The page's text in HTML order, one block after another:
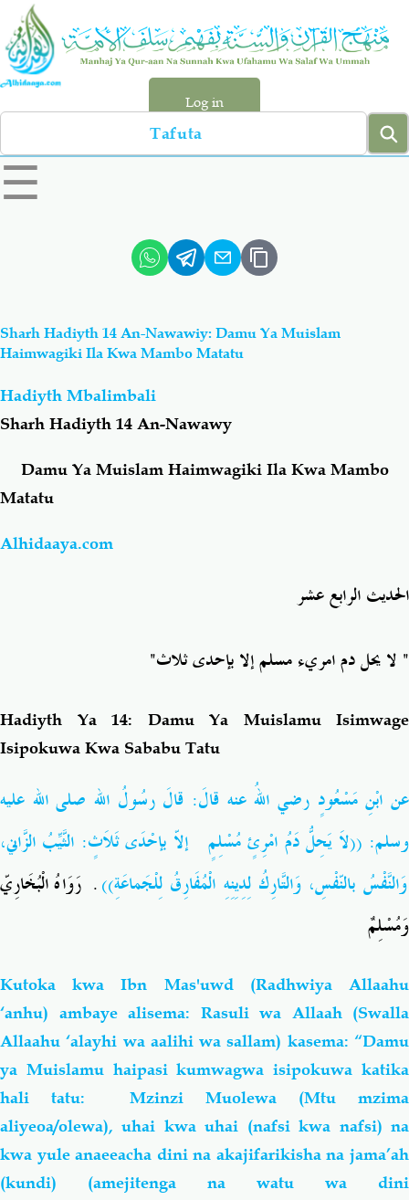
Skip
main
content
Log in
Search
left
sidebar
☰
Hadiyth
Aqiydah Manhaj
Shirki & Kufru
Maswali-Majibu
Chemsha Bongo Vitabu
Mapishi
Sharh Hadiyth 14 An-Nawawiy: Damu Ya Muislam
Haimwagiki Ila Kwa Mambo Matatu
Hadiyth Mbalimbali
Sharh Hadiyth 14 An-Nawawy
Damu Ya Muislam Haimwagiki Ila Kwa Mambo
Matatu
Alhidaaya.com
الحديث الرابع عشر
" لا يحل دم امريء مسلم إلا بإحدى ثلاث"
Hadiyth Ya 14: Damu Ya Muislamu Isimwage
Isipokuwa Kwa Sababu Tatu
عن ابْنِ مَسْعُودٍ رضي اللهُ عنه قالَ: قالَ رسُولُ الله صلى الله عليه
وسلم: ((لاَ يَحِلُّ دَمُ امْرِئٍ مُسْلِمٍ إلاّ بإحْدَى ثَلاَثٍ: الثَّيِّبُ الزَّاني،
وَالنَّفْسُ بالنّفْسِ، وَالتَّارِكُ لِدِيِنِهِ الْمُفَارِقُ لِلْجَماعَةِ)). رَوَاهُ الْبُخَارِيّ
وَمُسْلِمٌ
Kutoka kwa Ibn Mas'uwd (Radhwiya Allaahu
‘anhu) ambaye alisema: Rasuli wa Allaah (Swalla
Allaahu ‘alayhi wa aalihi wa sallam) kasema: “Damu
ya Muislamu haipasi kumwagwa isipokuwa katika
hali tatu: Mzinzi Muolewa (Mtu mzima
aliyeoa/olewa), uhai kwa uhai (nafsi kwa nafsi) na
kwa yule anaeeacha dini na akajifarikisha na jama’ah
(kundi) (amejitenga na watu wa dini